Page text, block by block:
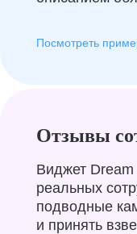
Посмотреть
Отзывы
Виджет
реальных
подводные
и принять